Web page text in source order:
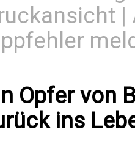
|
Opfer von
ins